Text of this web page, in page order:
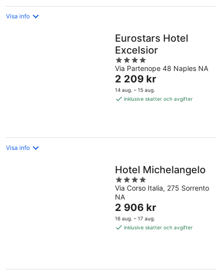
Visa info
Eurostars Hotel
Excelsior
4
out
of
5
Via Partenope 48 Naples NA
Priset
är
2 209 kr
2 209 kr
14 aug. – 15 aug.
inklusive skatter och avgifter
Visa info
Hotel Michelangelo
4
out
of
5
Via Corso Italia, 275 Sorrento
NA
Priset
är
2 906 kr
2 906 kr
16 aug. – 17 aug.
inklusive skatter och avgifter